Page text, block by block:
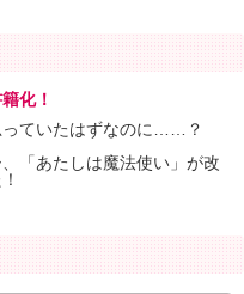
化！
っていたはずなのに……？
「あたしは魔法使い」が改